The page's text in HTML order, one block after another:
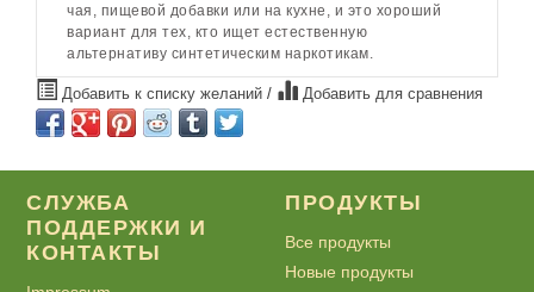
чая, пищевой добавки или на кухне, и это хороший
вариант для тех, кто ищет естественную
альтернативу синтетическим наркотикам.
Добавить к списку желаний / Добавить для сравнения
СЛУЖБА
ПОДДЕРЖКИ И
КОНТАКТЫ
ПРОДУКТЫ
Все продукты
Новые продукты